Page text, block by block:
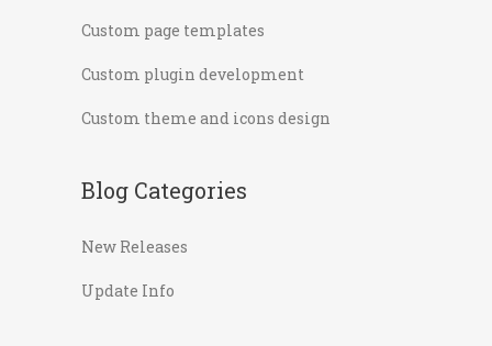
Custom page templates
Custom plugin development
Custom theme and icons design
Blog Categories
New Releases
Update Info